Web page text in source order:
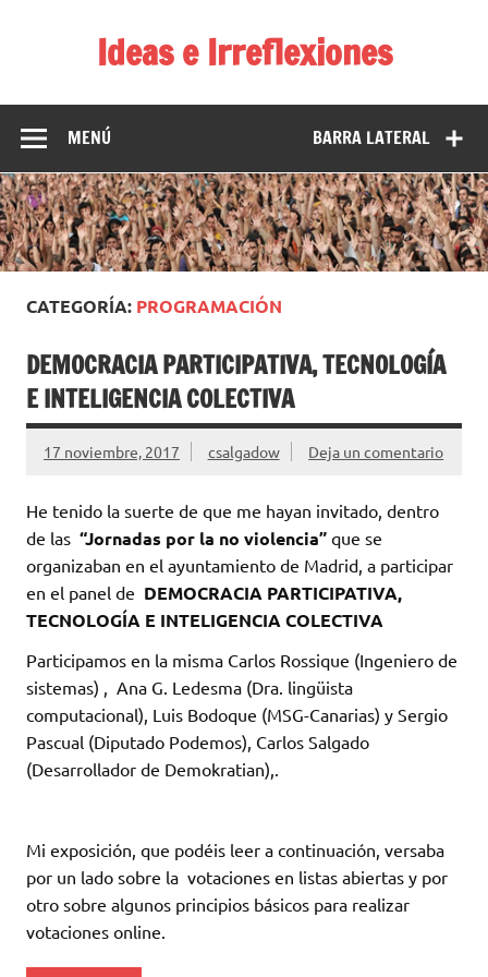
Ideas e Irreflexiones
BARRA LATERAL
MENÚ
CATEGORÍA: PROGRAMACIÓN
DEMOCRACIA PARTICIPATIVA, TECNOLOGÍA
E INTELIGENCIA COLECTIVA
17 noviembre, 2017 csalgadow Deja un comentario
He tenido la suerte de que me hayan invitado, dentro
de las “Jornadas por la no violencia” que se
organizaban en el ayuntamiento de Madrid, a participar
en el panel de DEMOCRACIA PARTICIPATIVA,
TECNOLOGÍA E INTELIGENCIA COLECTIVA
Participamos en la misma Carlos Rossique (Ingeniero de
sistemas) , Ana G. Ledesma (Dra. lingüista
computacional), Luis Bodoque (MSG-Canarias) y Sergio
Pascual (Diputado Podemos), Carlos Salgado
(Desarrollador de Demokratian),.
Mi exposición, que podéis leer a continuación, versaba
por un lado sobre la votaciones en listas abiertas y por
otro sobre algunos principios básicos para realizar
votaciones online.